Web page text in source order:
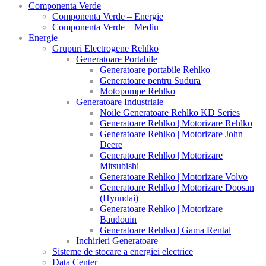
Componenta Verde
Componenta Verde – Energie
Componenta Verde – Mediu
Energie
Grupuri Electrogene Rehlko
Generatoare Portabile
Generatoare portabile Rehlko
Generatoare pentru Sudura
Motopompe Rehlko
Generatoare Industriale
Noile Generatoare Rehlko KD Series
Generatoare Rehlko | Motorizare Rehlko
Generatoare Rehlko | Motorizare John
Deere
Generatoare Rehlko | Motorizare
Mitsubishi
Generatoare Rehlko | Motorizare Volvo
Generatoare Rehlko | Motorizare Doosan
(Hyundai)
Generatoare Rehlko | Motorizare
Baudouin
Generatoare Rehlko | Gama Rental
Inchirieri Generatoare
Sisteme de stocare a energiei electrice
Data Center